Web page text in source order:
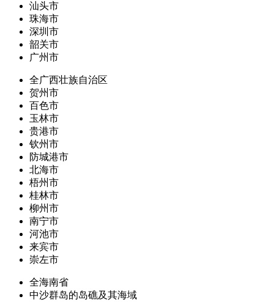
汕头市
珠海市
深圳市
韶关市
广州市
全广西壮族自治区
贺州市
百色市
玉林市
贵港市
钦州市
防城港市
北海市
梧州市
桂林市
柳州市
南宁市
河池市
来宾市
崇左市
全海南省
中沙群岛的岛礁及其海域